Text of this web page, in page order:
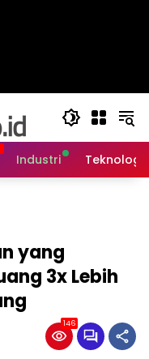
Industri Teknologi
yang
3x Lebih
146